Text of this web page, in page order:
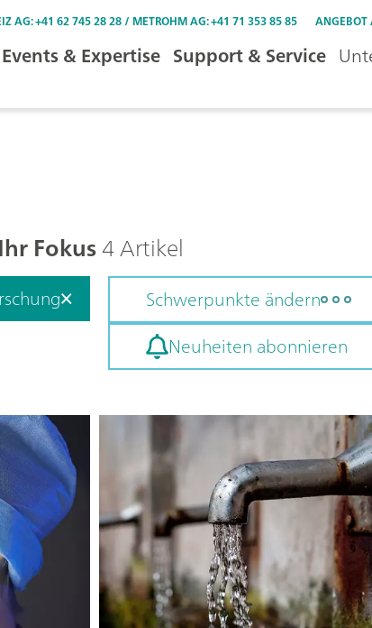
AG: +41 62 745 28 28 / METROHM AG: +41 71 353 85 85 ANGEBOT
Events & Expertise Support & Service
Ihr Fokus4 Artikel
Schwerpunkte ändern
Neuheiten abonnieren